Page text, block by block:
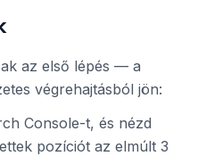
az első lépés — a
végrehajtásból jön:
Console-t, és nézd
pozíciót az elmúlt 3